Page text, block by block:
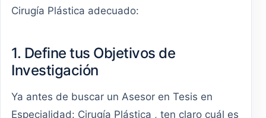
Cirugía Plástica adecuado:
1. Define tus Objetivos de
Investigación
Ya antes de buscar un Asesor en Tesis en
Especialidad: Cirugía Plástica , ten claro cuál es